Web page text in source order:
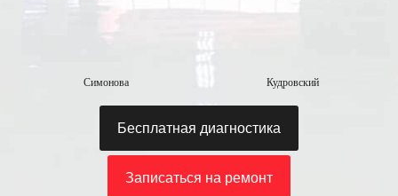
Симонова Кудровский
Бесплатная диагностика
Записаться на ремонт